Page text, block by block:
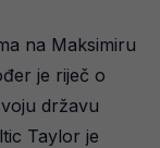
na Maksimiru
je riječ o
državu
Taylor je